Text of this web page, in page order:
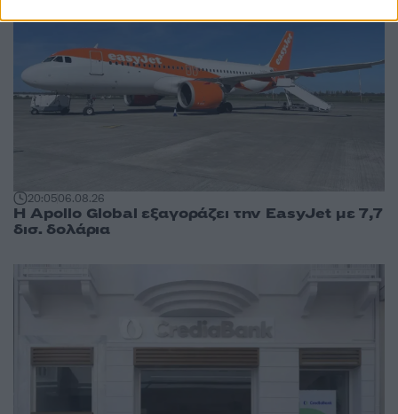
20:0506.08.26
Η Apollo Global εξαγοράζει την EasyJet με 7,7
δισ. δολάρια